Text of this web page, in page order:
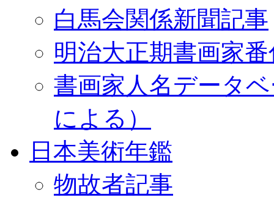
白馬会関係新聞記事
明治大正期書画家
書画家人名データ
による）
日本美術年鑑
物故者記事